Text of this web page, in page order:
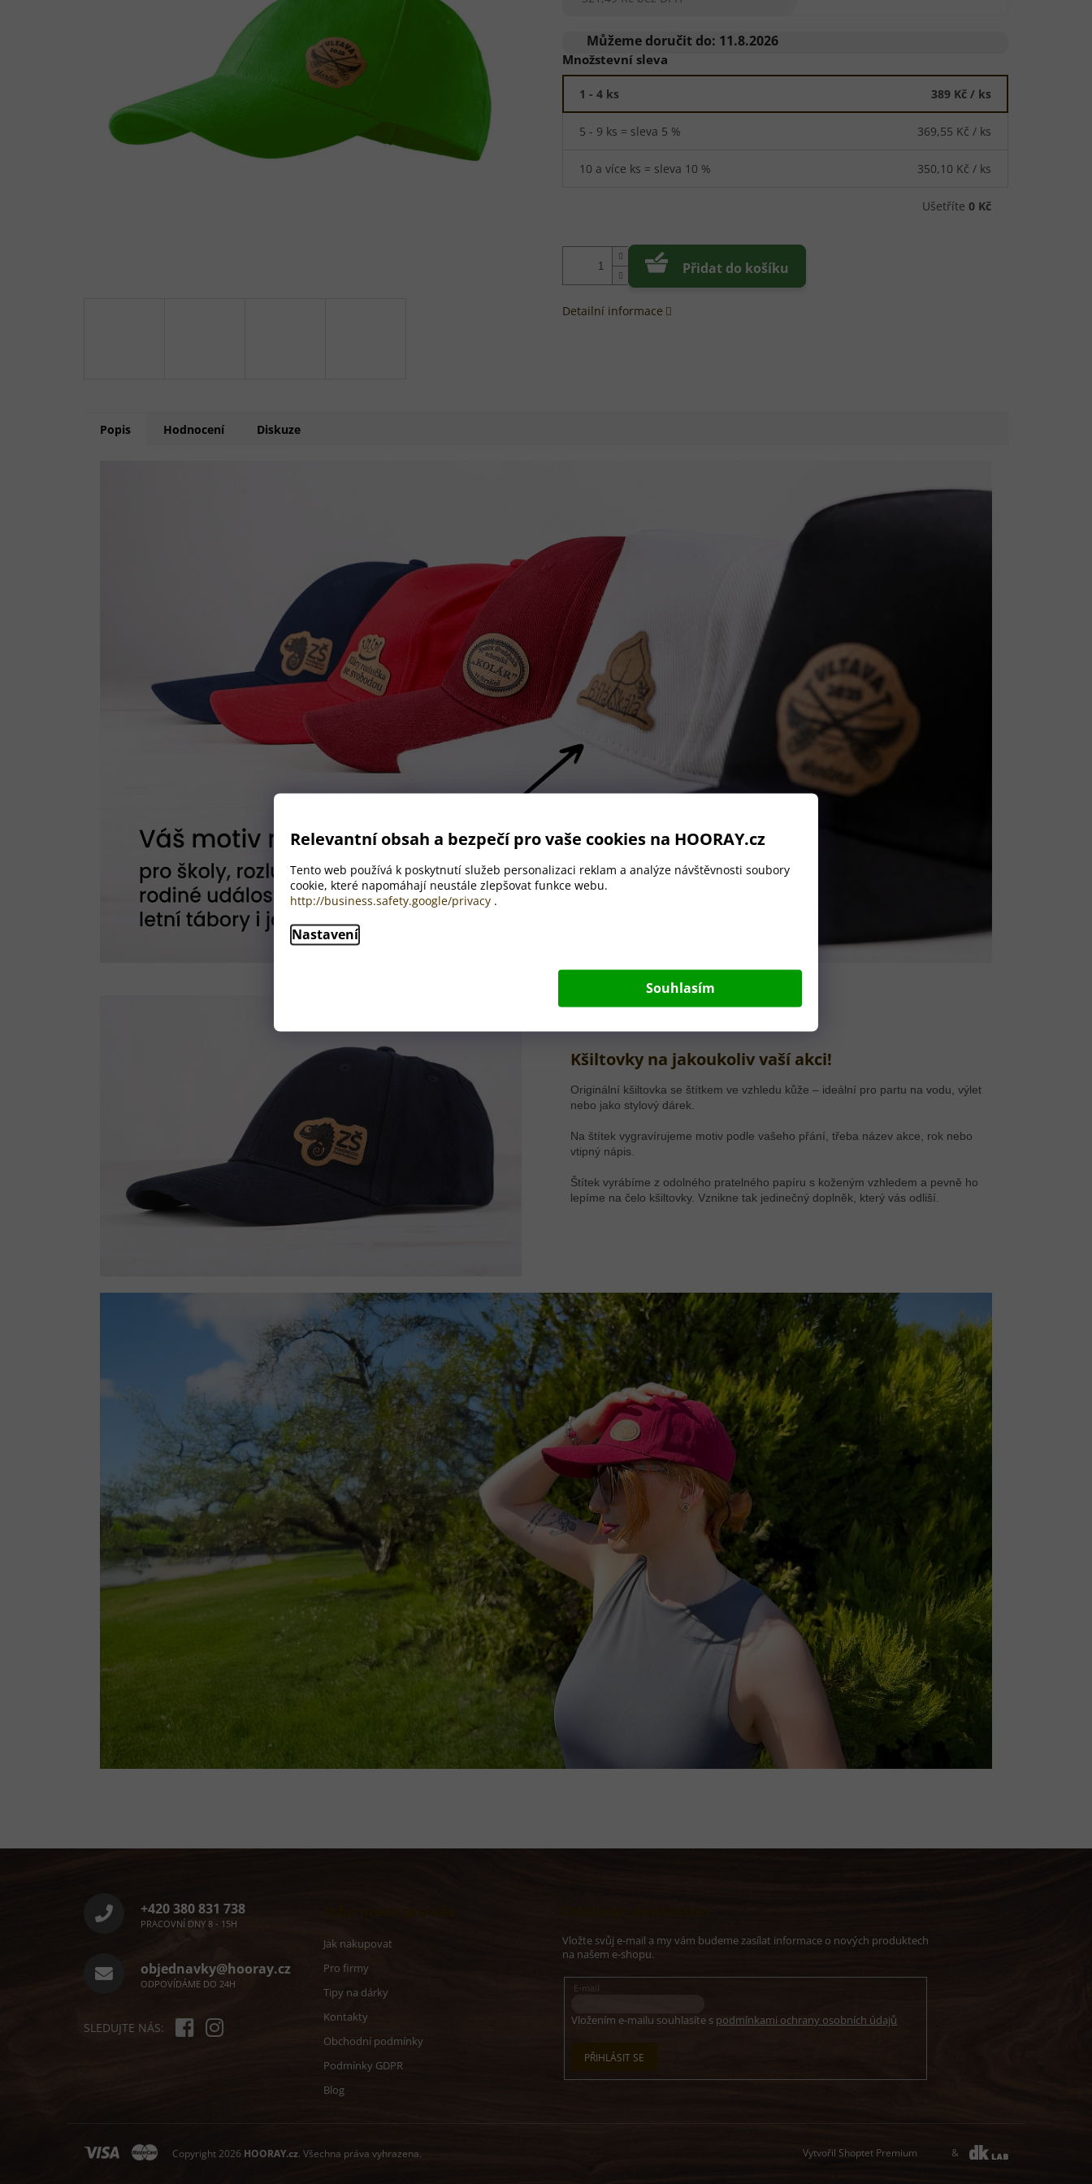
Relevantní obsah a bezpečí pro vaše cookies na HOORAY.cz
Tento web používá k poskytnutí služeb personalizaci reklam a analýze návštěvnosti soubory
cookie, které napomáhají neustále zlepšovat funkce webu.
http://business.safety.google/privacy .
Nastavení
Souhlasím
cena:
Můžeme doručit do: 11.8.2026
Množstevní sleva
1 - 4 ks 389 Kč / ks
5 - 9 ks = sleva 5 % 369,55 Kč / ks
10 a více ks = sleva 10 % 350,10 Kč / ks
Ušetříte 0 Kč
Přidat do košíku
Detailní informace
Popis Hodnocení Diskuze
Kšiltovky na jakoukoliv vaší akci!
Originální kšiltovka se štítkem ve vzhledu kůže – ideální pro partu na vodu, výlet
nebo jako stylový dárek.
Na štítek vygravírujeme motiv podle vašeho přání, třeba název akce, rok nebo
vtipný nápis.
Štítek vyrábíme z odolného pratelného papíru s koženým vzhledem a pevně ho
lepíme na čelo kšiltovky. Vznikne tak jedinečný doplněk, který vás odliší.
Z
+420 380 831 738
PRACOVNÍ DNY 8 - 15H
objednavky@hooray.cz
ODPOVÍDÁME DO 24H
SLEDUJTE NÁS:
Jak nakupovat
Pro firmy
Tipy na dárky
Kontakty
Obchodní podmínky
Podmínky GDPR
Blog
Vložte svůj e-mail a my vám budeme zasílat informace o nových produktech
na našem e-shopu.
E-mail
Vložením e-mailu souhlasíte s podmínkami ochrany osobních údajů
PŘIHLÁSIT SE
Vytvořil Shoptet Premium &
Copyright 2026 HOORAY.cz. Všechna práva vyhrazena.